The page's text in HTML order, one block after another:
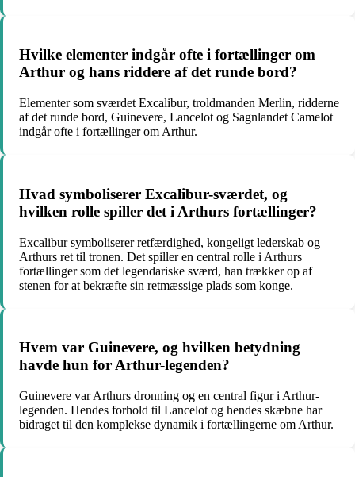
Hvilke elementer indgår ofte i fortællinger om
Arthur og hans riddere af det runde bord?
Elementer som sværdet Excalibur, troldmanden Merlin, ridderne
af det runde bord, Guinevere, Lancelot og Sagnlandet Camelot
indgår ofte i fortællinger om Arthur.
Hvad symboliserer Excalibur-sværdet, og
hvilken rolle spiller det i Arthurs fortællinger?
Excalibur symboliserer retfærdighed, kongeligt lederskab og
Arthurs ret til tronen. Det spiller en central rolle i Arthurs
fortællinger som det legendariske sværd, han trækker op af
stenen for at bekræfte sin retmæssige plads som konge.
Hvem var Guinevere, og hvilken betydning
havde hun for Arthur-legenden?
Guinevere var Arthurs dronning og en central figur i Arthur-
legenden. Hendes forhold til Lancelot og hendes skæbne har
bidraget til den komplekse dynamik i fortællingerne om Arthur.